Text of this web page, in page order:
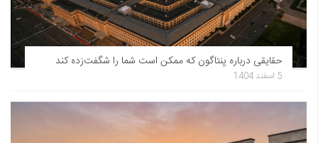
حقایقی درباره پنتاگون که ممکن است شما را شگفت‌زده کند
5 اسفند 1404